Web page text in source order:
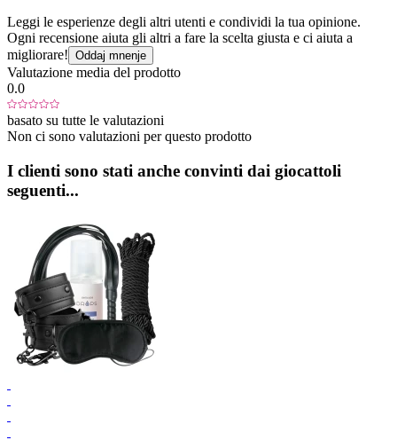
Leggi le esperienze degli altri utenti e condividi la tua opinione.
Ogni recensione aiuta gli altri a fare la scelta giusta e ci aiuta a
migliorare! Oddaj mnenje
Valutazione media del prodotto
0.0
basato su tutte le valutazioni
Non ci sono valutazioni per questo prodotto
I clienti sono stati anche convinti dai giocattoli
seguenti...